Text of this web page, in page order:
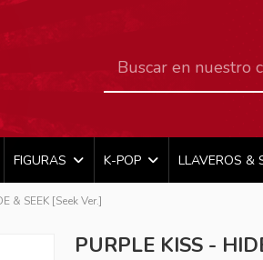
FIGURAS K-POP LLAVEROS &
& SEEK [Seek Ver.]
PURPLE KISS -